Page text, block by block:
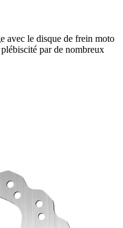
avec le disque de frein moto
par de nombreux